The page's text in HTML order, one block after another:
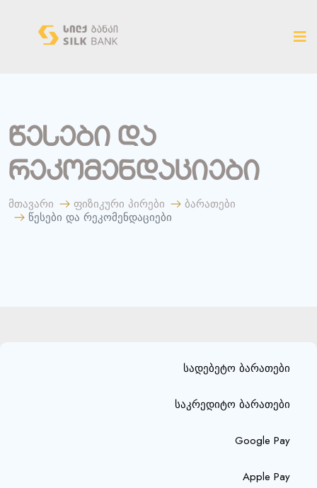
წესები და
რეკომენდაციები
მთავარი ფიზიკური პირები
ბარათები
წესები და რეკომენდაციები
სადებეტო ბარათები
საკრედიტო ბარათები
Google Pay
Apple Pay